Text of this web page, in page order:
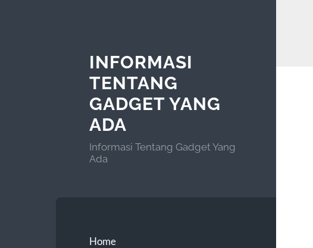
INFORMASI
TENTANG
GADGET YANG
ADA
Informasi Tentang Gadget Yang
Ada
Home